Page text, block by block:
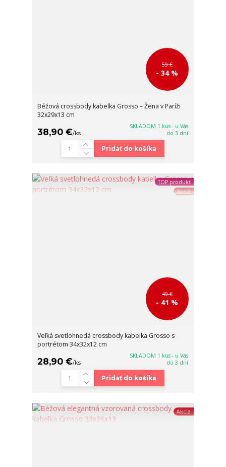
59 €
- 34 %
Béžová crossbody kabelka Grosso – Žena v Paríži
32x29x13 cm
38,90 €/ks
SKLADOM 1 kus - u Vás
do 3 dní
Pridať do košíka
TOP produkt
Akcia
49 €
- 41 %
Veľká svetlohnedá crossbody kabelka Grosso s
portrétom 34x32x12 cm
28,90 €/ks
SKLADOM 1 kus - u Vás
do 3 dní
Pridať do košíka
Akcia